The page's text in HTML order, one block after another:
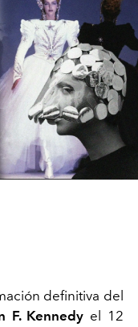
definitiva del
F. Kennedy el 12